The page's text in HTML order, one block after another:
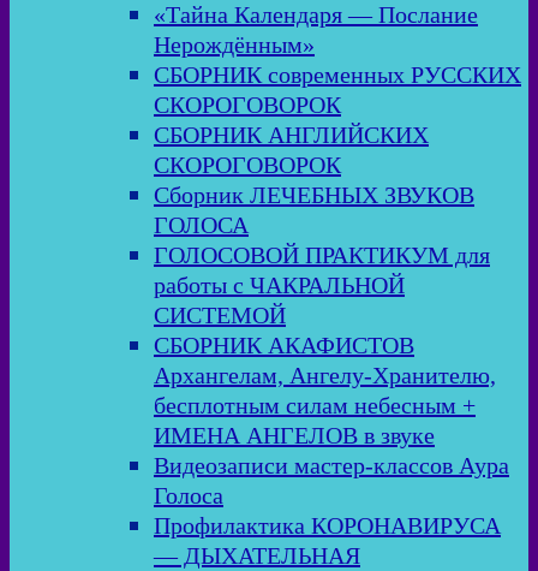
«Тайна Календаря — Послание
Нерождённым»
СБОРНИК современных РУССКИХ
СКОРОГОВОРОК
СБОРНИК АНГЛИЙСКИХ
СКОРОГОВОРОК
Сборник ЛЕЧЕБНЫХ ЗВУКОВ
ГОЛОСА
ГОЛОСОВОЙ ПРАКТИКУМ для
работы с ЧАКРАЛЬНОЙ
СИСТЕМОЙ
СБОРНИК АКАФИСТОВ
Архангелам, Ангелу-Хранителю,
бесплотным силам небесным +
ИМЕНА АНГЕЛОВ в звуке
Видеозаписи мастер-классов Аура
Голоса
Профилактика КОРОНАВИРУСА
— ДЫХАТЕЛЬНАЯ